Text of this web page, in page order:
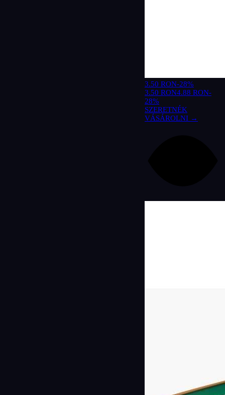
3.50 RON-28%
3.50 RON4.88 RON-
28%
SZERETNÉK
VÁSÁROLNI →